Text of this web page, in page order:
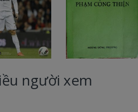
người xem